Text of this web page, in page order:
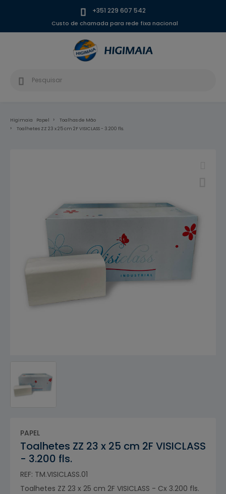
+351 229 607 542
Custo de chamada para rede fixa nacional
Higimaia Papel
Toalhas de Mão
Toalhetes ZZ 23 x 25 cm 2F VISICLASS - 3.200 fls.
PAPEL
Toalhetes ZZ 23 x 25 cm 2F VISICLASS
- 3.200 fls.
REF: TM.VISICLASS.01
Toalhetes ZZ 23 x 25 cm 2F VISICLASS - Cx 3.200 fls.